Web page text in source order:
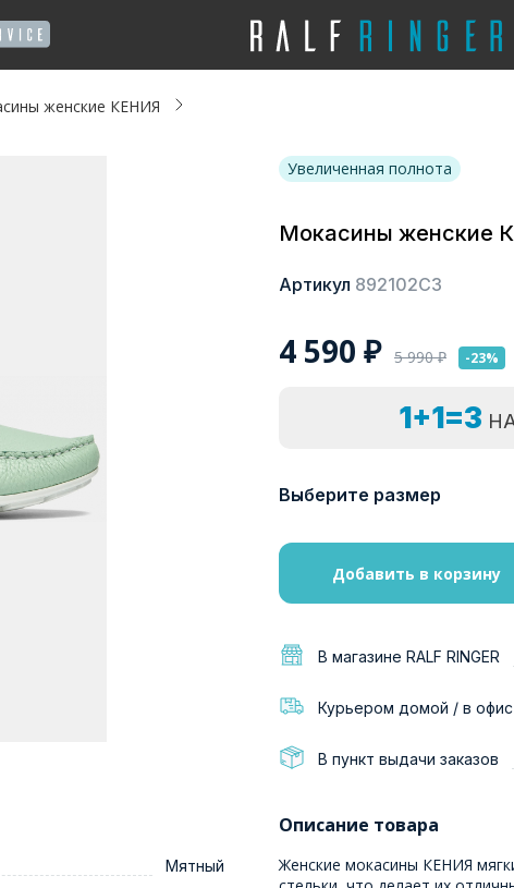
женские КЕНИЯ
Увеличенная полнота
Мокасины женские
Артикул 892102СЗ
4 590 ₽ 5 990₽ -23%
1+1=3
Выберите размер
Добавить в корзину
В магазине RALF RINGER
Курьером домой / в офис
В пункт выдачи заказов
Мятный
Описание товара
Женские мокасины КЕНИЯ